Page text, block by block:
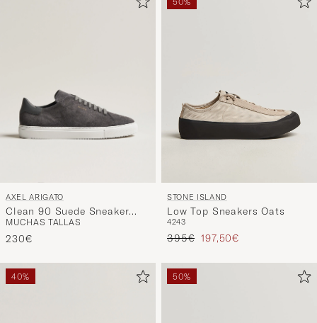
AXEL ARIGATO
Clean 90 Suede Sneaker
Dark Grey
MUCHAS TALLAS
230€
STONE ISLAND
Low Top Sneakers Oats
4243
Precio ordinario
395€ Precio reducido
197,50€
40% 50%